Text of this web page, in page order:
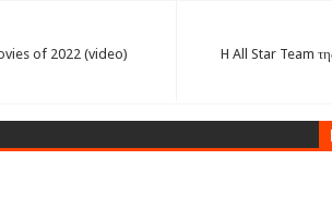
H All Star Team
of 2022 (video)